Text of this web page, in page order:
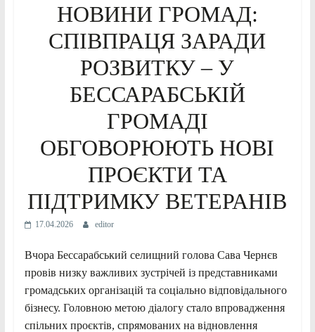
НОВИНИ ГРОМАД:
СПІВПРАЦЯ ЗАРАДИ
РОЗВИТКУ – У
БЕССАРАБСЬКІЙ
ГРОМАДІ
ОБГОВОРЮЮТЬ НОВІ
ПРОЄКТИ ТА
ПІДТРИМКУ ВЕТЕРАНІВ
17.04.2026 editor
Вчора Бессарабський селищний голова Сава Чернєв
провів низку важливих зустрічей із представниками
громадських організацій та соціально відповідального
бізнесу. Головною метою діалогу стало впровадження
спільних проєктів, спрямованих на відновлення